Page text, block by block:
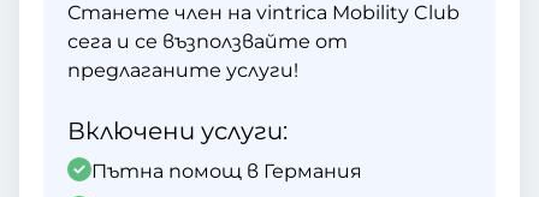
Станете член на vintrica Mobility Club
сега и се възползвайте от
предлаганите услуги!
Включени услуги:
Пътна помощ в Германия